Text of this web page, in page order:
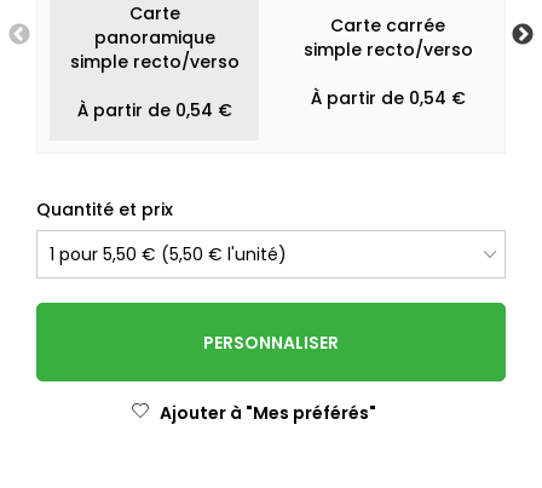
Carte
panoramique
simple recto/verso
À partir de 0,54 €
Carte carrée
simple recto/verso
À partir de 0,54 €
Quantité et prix
PERSONNALISER
Ajouter à "Mes préférés"